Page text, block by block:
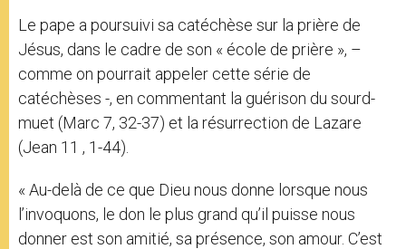
Le pape a poursuivi sa catéchèse sur la prière de
Jésus, dans le cadre de son « école de prière », –
comme on pourrait appeler cette série de
catéchèses -, en commentant la guérison du sourd-
muet (Marc 7, 32-37) et la résurrection de Lazare
(Jean 11 , 1-44).
« Au-delà de ce que Dieu nous donne lorsque nous
l’invoquons, le don le plus grand qu’il puisse nous
donner est son amitié, sa présence, son amour. C’est